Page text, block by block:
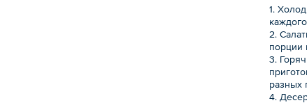
1.
2.
порции
3.
разных
4.